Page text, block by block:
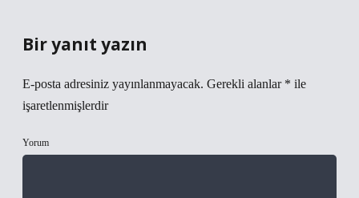
Bir yanıt yazın
E-posta adresiniz yayınlanmayacak. Gerekli alanlar * ile
işaretlenmişlerdir
Yorum